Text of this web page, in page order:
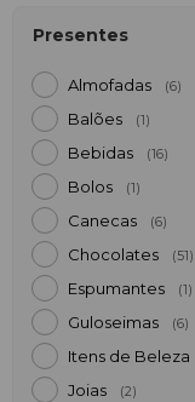
Presentes
Almofadas (6)
Balões (1)
Bebidas (16)
Bolos (1)
Canecas (6)
Chocolates (51)
Espumantes (1)
Guloseimas (6)
Itens de Beleza
Joias (2)